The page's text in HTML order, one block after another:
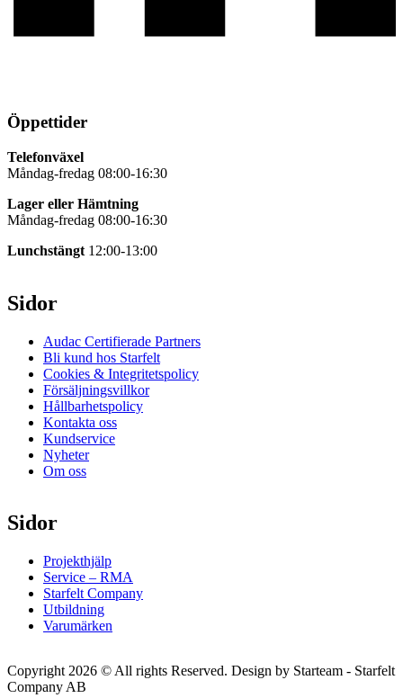
Öppettider
Telefonväxel
Måndag-fredag 08:00-16:30
Lager eller Hämtning
Måndag-fredag 08:00-16:30
Lunchstängt 12:00-13:00
Sidor
Audac Certifierade Partners
Bli kund hos Starfelt
Cookies & Integritetspolicy
Försäljningsvillkor
Hållbarhetspolicy
Kontakta oss
Kundservice
Nyheter
Om oss
Sidor
Projekthjälp
Service – RMA
Starfelt Company
Utbildning
Varumärken
Copyright 2026 © All rights Reserved. Design by Starteam - Starfelt
Company AB